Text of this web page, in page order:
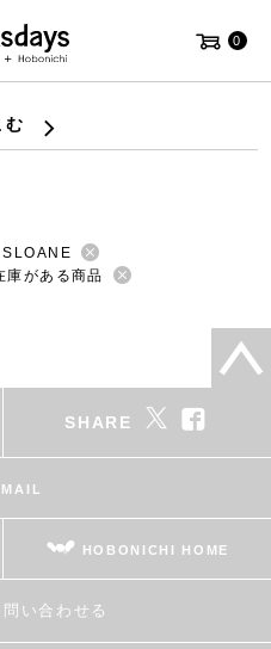
0
む
SLOANE
庫がある商品
SHARE
MAIL
HOBONICHI HOME
い合わせる